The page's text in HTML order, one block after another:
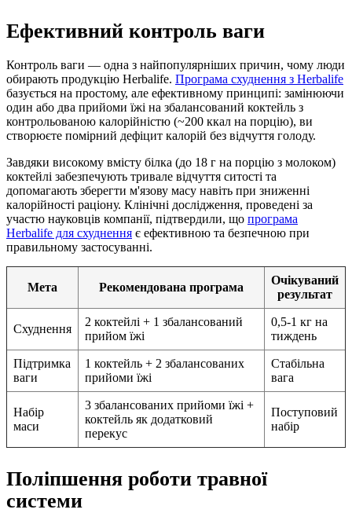
Ефективний контроль ваги
Контроль ваги — одна з найпопулярніших причин, чому люди
обирають продукцію Herbalife. Програма схуднення з Herbalife
базується на простому, але ефективному принципі: замінюючи
один або два прийоми їжі на збалансований коктейль з
контрольованою калорійністю (~200 ккал на порцію), ви
створюєте помірний дефіцит калорій без відчуття голоду.
Завдяки високому вмісту білка (до 18 г на порцію з молоком)
коктейлі забезпечують тривале відчуття ситості та
допомагають зберегти м'язову масу навіть при зниженні
калорійності раціону. Клінічні дослідження, проведені за
участю науковців компанії, підтвердили, що програма
Herbalife для схуднення є ефективною та безпечною при
правильному застосуванні.
Мета Рекомендована програма
Очікуваний
результат
Схуднення
2 коктейлі + 1 збалансований
прийом їжі
0,5-1 кг на
тиждень
Підтримка
ваги
1 коктейль + 2 збалансованих
прийоми їжі
Стабільна
вага
Набір
маси
3 збалансованих прийоми їжі +
коктейль як додатковий
перекус
Поступовий
набір
Поліпшення роботи травної
системи